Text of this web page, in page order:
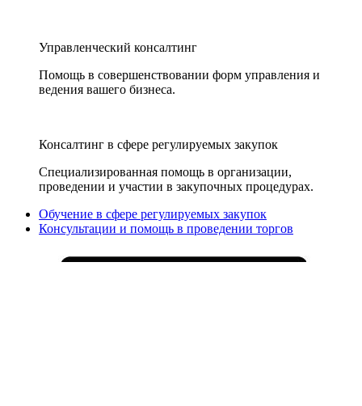
Управленческий консалтинг
Помощь в совершенствовании форм управления и
ведения вашего бизнеса.
Консалтинг в сфере регулируемых закупок
Специализированная помощь в организации,
проведении и участии в закупочных процедурах.
Обучение в сфере регулируемых закупок
Консультации и помощь в проведении торгов